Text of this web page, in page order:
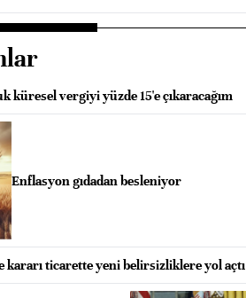
küresel vergiyi yüzde 15'e çıkaracağım
Enflasyon gıdadan besleniyor
ticarette yeni belirsizliklere yol açtı